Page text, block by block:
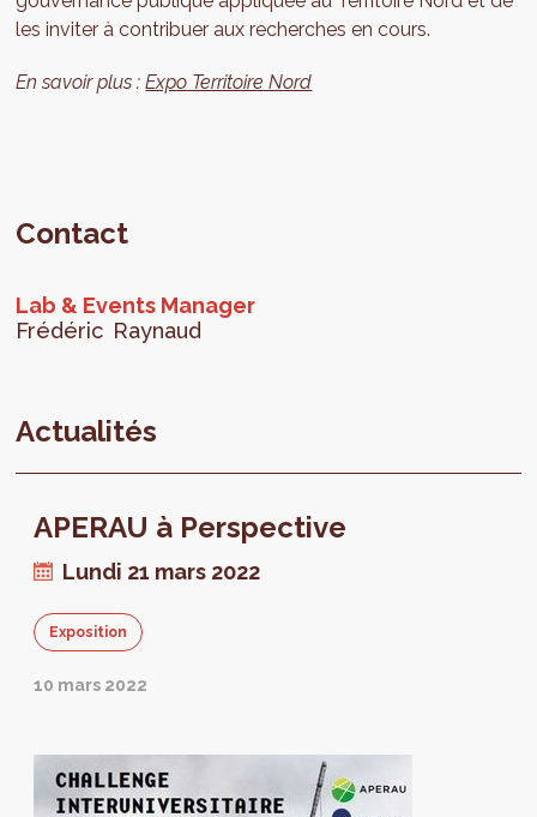
les inviter à contribuer aux recherches en cours.
En savoir plus :Expo Territoire Nord
Contact
Lab & Events Manager
Frédéric Raynaud
Actualités
APERAU à Perspective
Lundi 21 mars 2022
Exposition
10 mars 2022